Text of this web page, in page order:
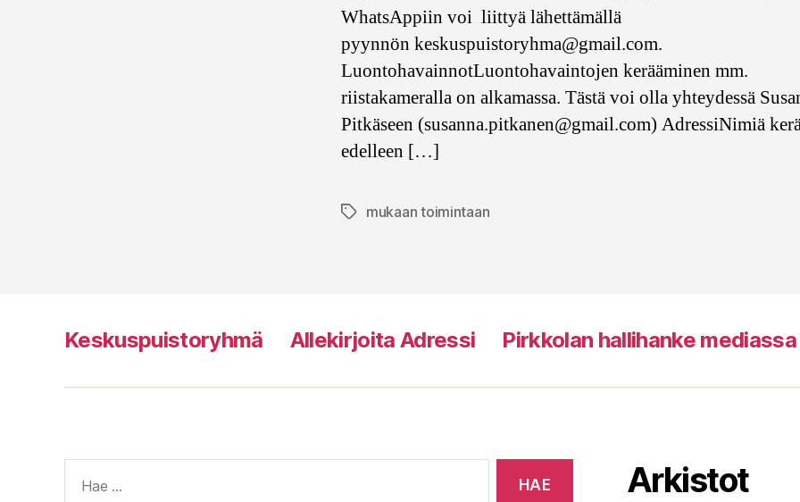
WhatsAppiin voi liittyä lähettämällä
pyynnön keskuspuistoryhma@gmail.com.
LuontohavainnotLuontohavaintojen kerääminen mm.
riistakameralla on alkamassa. Tästä voi olla yhteydessä
Pitkäseen (susanna.pitkanen@gmail.com) AdressiNimiä
edelleen […]
Avainsanat
mukaan toimintaan
Keskuspuistoryhmä Allekirjoita Adressi Pirkkolan hallihanke mediassa
Arkistot